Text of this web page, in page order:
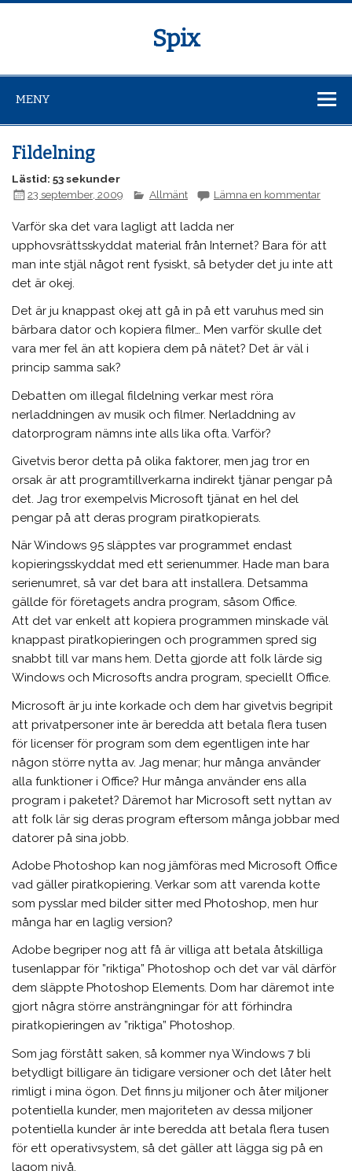
Spix
MENY
Fildelning
Lästid: 53 sekunder
23 september, 2009
Allmänt Lämna en kommentar
Varför ska det vara lagligt att ladda ner
upphovsrättsskyddat material från Internet? Bara för att
man inte stjäl något rent fysiskt, så betyder det ju inte att
det är okej.
Det är ju knappast okej att gå in på ett varuhus med sin
bärbara dator och kopiera filmer… Men varför skulle det
vara mer fel än att kopiera dem på nätet? Det är väl i
princip samma sak?
Debatten om illegal fildelning verkar mest röra
nerladdningen av musik och filmer. Nerladdning av
datorprogram nämns inte alls lika ofta. Varför?
Givetvis beror detta på olika faktorer, men jag tror en
orsak är att programtillverkarna indirekt tjänar pengar på
det. Jag tror exempelvis Microsoft tjänat en hel del
pengar på att deras program piratkopierats.
När Windows 95 släpptes var programmet endast
kopieringsskyddat med ett serienummer. Hade man bara
serienumret, så var det bara att installera. Detsamma
gällde för företagets andra program, såsom Office.
Att det var enkelt att kopiera programmen minskade väl
knappast piratkopieringen och programmen spred sig
snabbt till var mans hem. Detta gjorde att folk lärde sig
Windows och Microsofts andra program, speciellt Office.
Microsoft är ju inte korkade och dem har givetvis begripit
att privatpersoner inte är beredda att betala flera tusen
för licenser för program som dem egentligen inte har
någon större nytta av. Jag menar; hur många använder
alla funktioner i Office? Hur många använder ens alla
program i paketet? Däremot har Microsoft sett nyttan av
att folk lär sig deras program eftersom många jobbar med
datorer på sina jobb.
Adobe Photoshop kan nog jämföras med Microsoft Office
vad gäller piratkopiering. Verkar som att varenda kotte
som pysslar med bilder sitter med Photoshop, men hur
många har en laglig version?
Adobe begriper nog att få är villiga att betala åtskilliga
tusenlappar för ”riktiga” Photoshop och det var väl därför
dem släppte Photoshop Elements. Dom har däremot inte
gjort några större ansträngningar för att förhindra
piratkopieringen av ”riktiga” Photoshop.
Som jag förstått saken, så kommer nya Windows 7 bli
betydligt billigare än tidigare versioner och det låter helt
rimligt i mina ögon. Det finns ju miljoner och åter miljoner
potentiella kunder, men majoriteten av dessa miljoner
potentiella kunder är inte beredda att betala flera tusen
för ett operativsystem, så det gäller att lägga sig på en
lagom nivå.